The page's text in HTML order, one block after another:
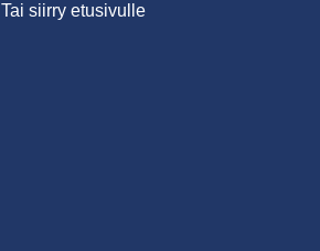
Tai siirry etusivulle